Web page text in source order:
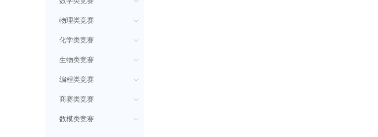
物理类竞赛
化学类竞赛
生物类竞赛
编程类竞赛
商赛类竞赛
数模类竞赛